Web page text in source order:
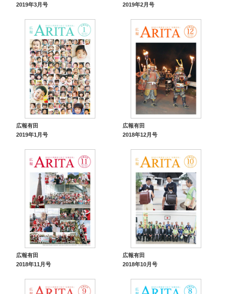
2019年3月号
2019年2月号
広報有田
2019年1月号
広報有田
2018年12月号
広報有田
2018年11月号
広報有田
2018年10月号